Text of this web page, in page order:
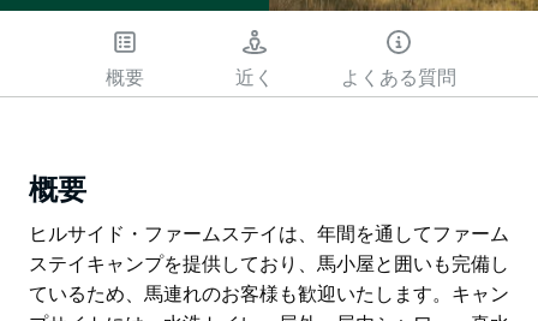
概要 近く よくある質問
概要
ヒルサイド・ファームステイは、年間を通してファーム
ステイキャンプを提供しており、馬小屋と囲いも完備し
ているため、馬連れのお客様も歓迎いたします。キャン